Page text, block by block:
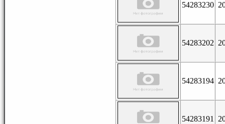
54283230
54283202
54283194
54283191